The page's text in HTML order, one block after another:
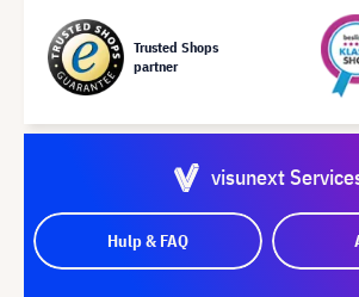
Trusted Shops
partner
visunext
Hulp & FAQ